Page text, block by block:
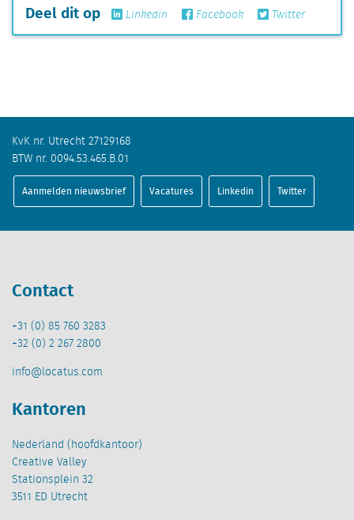
Deel dit op Linkedin Facebook Twitter
KvK nr. Utrecht 27129168
BTW nr. 0094.53.465.B.01
Aanmelden nieuwsbrief Vacatures Linkedin Twitter
Contact
+31 (0) 85 760 3283
+32 (0) 2 267 2800
info@locatus.com
Kantoren
Nederland (hoofdkantoor)
Creative Valley
Stationsplein 32
3511 ED Utrecht